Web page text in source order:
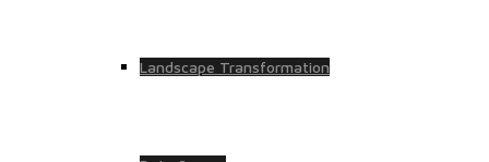
Landscape Transformation